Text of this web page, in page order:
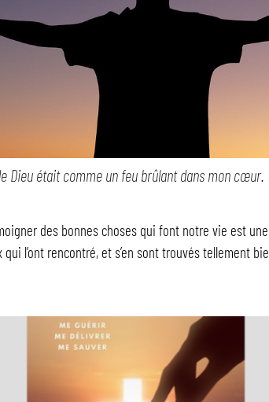
Dieu était comme un feu brûlant dans mon cœur.
des bonnes choses qui font notre vie est
l’ont rencontré, et s’en sont trouvés tellement